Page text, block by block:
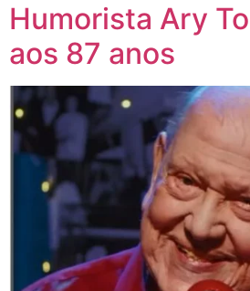
Humorista Ary
aos 87 anos